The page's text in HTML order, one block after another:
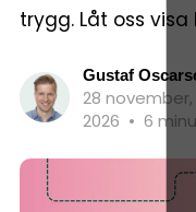
trygg. Låt oss visa
Gustaf
28 november,
2026 • 6